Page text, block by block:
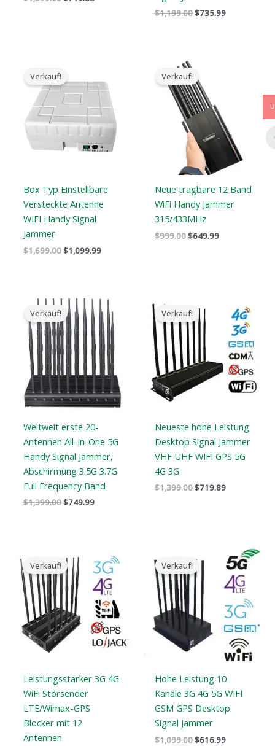
$1,199.00$735.99
Verkauf!
Box Typ Einstellbare
Versteckte Antenne
WIFI Handy Signal
Jammer
$1,699.00
Preis
war:
$1,699.00.
$1,099.99
Preis
ist:
$1,099.99.
Verkauf!
Neue tragbare 12 Band
WiFi Handy Jammer
315/433MHz
$999.00
Der
ursprüngliche
Preis
war:
$999.00.
$649.99
Verkauf!
Weltweit erste 20-
Antennen All-In-One 5G
Handy Signal Jammer,
Abschirmung 3.5G 3.7G
Full Frequency Band
$1,399.00
Der
ursprüngliche
Preis
war:
$1,399.00.
$749.99
Der
aktuelle
Preis
ist:
$749.99.
Verkauf!
Neueste hohe Leistung
Desktop Signal Jammer
VHF UHF WIFI GPS 5G
4G 3G
$1,399.00
ursprüngliche
Preis
war:
$1,399.00.
$719.89
aktuelle
Preis
ist:
$719.89.
Verkauf!
Leistungsstarker 3G 4G
WiFi Störsender
LTE/Wimax-GPS
Blocker mit 12
Antennen
ursprüngliche
Preis
war:
$1,199.00.
aktuelle
Preis
ist:
$609.99.
Verkauf!
Hohe Leistung 10
Kanäle 3G 4G 5G WIFI
GSM GPS Desktop
Signal Jammer
$1,099.00
ursprüngliche
Preis
war:
$1,099.00.
$616.99
aktuelle
Preis
ist:
$616.99.